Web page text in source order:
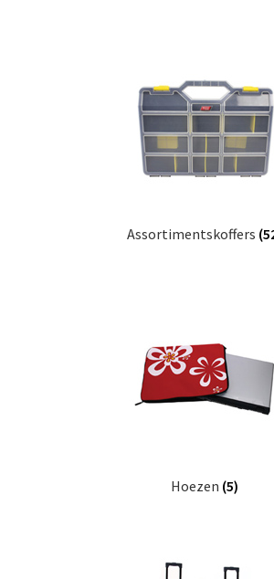
Assortimentskoffers
Hoezen (5)